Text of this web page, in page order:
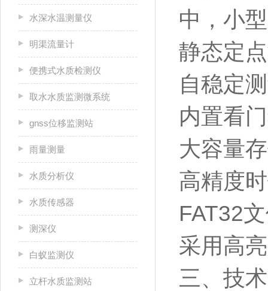
水深水温测量仪
明渠流量计
便携式水质检测仪
取水水质监测微系统
gnss位移监测站
雨量测量
水质分析仪
水质传感器
测深仪
白蚁监测仪
立杆水质监测站
中，小
静态定
自稳定
内置看
大容量
高精度
FAT32
采用高
三、技